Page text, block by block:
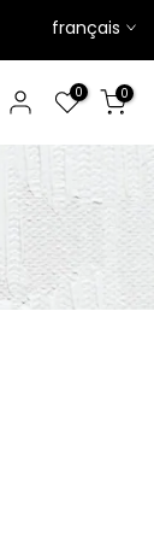
français
0 0